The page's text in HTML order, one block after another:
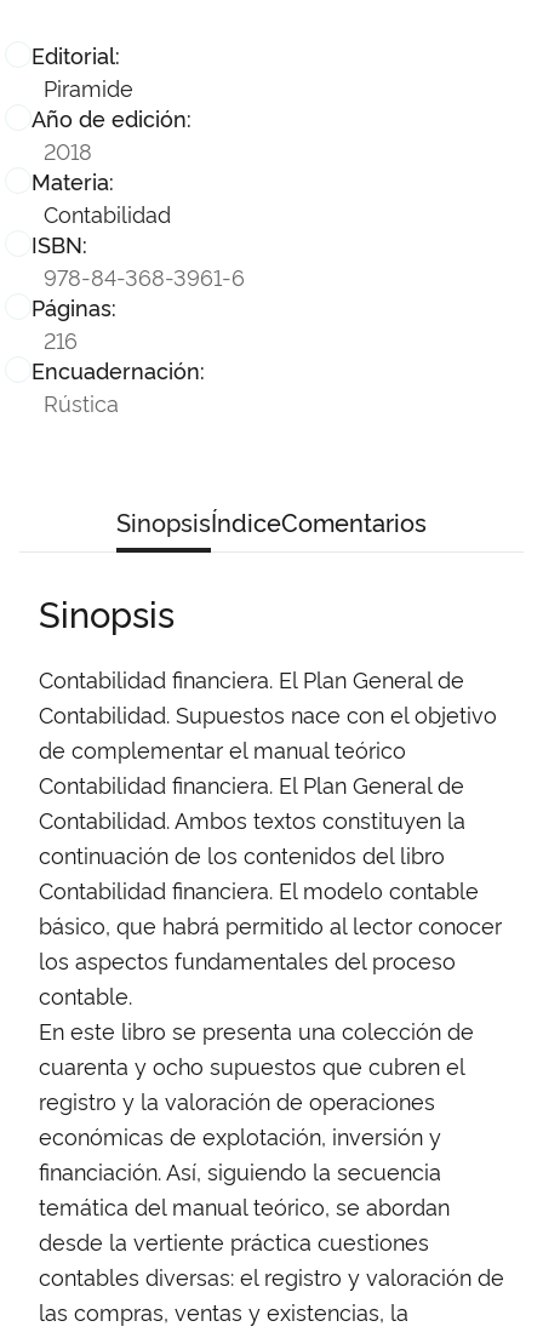
Editorial:
Piramide
Año de edición:
2018
Materia:
Contabilidad
ISBN:
978-84-368-3961-6
Páginas:
216
Encuadernación:
Rústica
SinopsisÍndiceComentarios
Sinopsis
Contabilidad financiera. El Plan General de
Contabilidad. Supuestos nace con el objetivo
de complementar el manual teórico
Contabilidad financiera. El Plan General de
Contabilidad. Ambos textos constituyen la
continuación de los contenidos del libro
Contabilidad financiera. El modelo contable
básico, que habrá permitido al lector conocer
los aspectos fundamentales del proceso
contable.
En este libro se presenta una colección de
cuarenta y ocho supuestos que cubren el
registro y la valoración de operaciones
económicas de explotación, inversión y
financiación. Así, siguiendo la secuencia
temática del manual teórico, se abordan
desde la vertiente práctica cuestiones
contables diversas: el registro y valoración de
las compras, ventas y existencias, la